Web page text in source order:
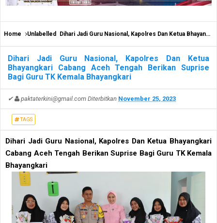
Home Unlabelled Dihari Jadi Guru Nasional, Kapolres Dan Ketua Bhayangkari Cabang Aceh Tengah Berikan Suprise Bagi Guru TK Kemala Bhayangkari
Dihari Jadi Guru Nasional, Kapolres Dan Ketua
Bhayangkari Cabang Aceh Tengah Berikan Suprise
Bagi Guru TK Kemala Bhayangkari
✔ paktaterkini@gmail.com Diterbitkan November 25, 2023
TAGS
Dihari Jadi Guru Nasional, Kapolres Dan Ketua Bhayangkari
Cabang Aceh Tengah Berikan Suprise Bagi Guru TK Kemala
Bhayangkari